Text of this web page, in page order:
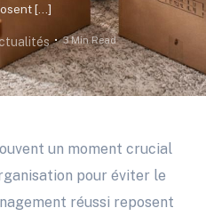
[…]
3 Min Read
un moment crucial
pour éviter le
réussi reposent